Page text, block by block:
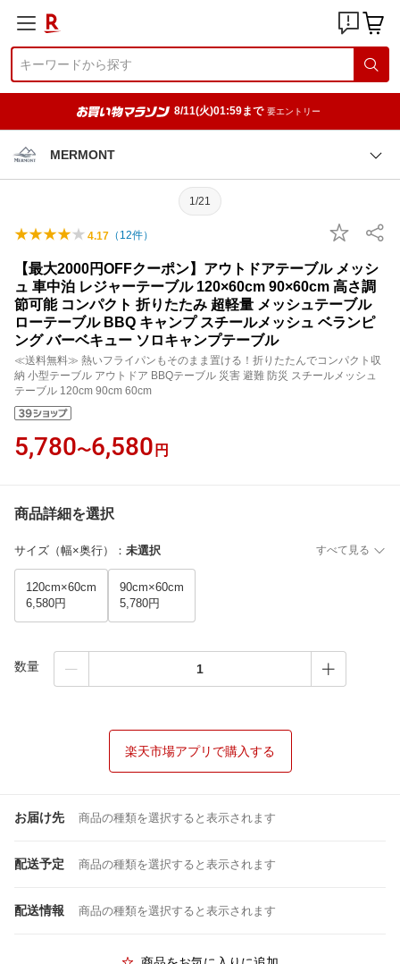
8/11(火)01:59まで 要エントリー
MERMONT
1/21
4.17 （ 12件）
【最大2000円OFFクーポン】アウトドアテーブル メッシ
ュ 車中泊 レジャーテーブル 120×60cm 90×60cm 高さ調
節可能 コンパクト 折りたたみ 超軽量 メッシュテーブル
ローテーブル BBQ キャンプ スチールメッシュ ベランピ
ング バーベキュー ソロキャンプテーブル
≪送料無料≫ 熱いフライパンもそのまま置ける！折りたたんでコンパクト収
納 小型テーブル アウトドア BBQテーブル 災害 避難 防災 スチールメッシュ
テーブル 120cm 90cm 60cm
5,780〜6,580 円
商品詳細を選択
サイズ（幅×奥行） ： 未選択 すべて見る
120cm×60cm
6,580円
90cm×60cm
5,780円
数量
楽天市場アプリで購入する
お届け先 商品の種類を選択すると表示されます
配送予定 商品の種類を選択すると表示されます
配送情報 商品の種類を選択すると表示されます